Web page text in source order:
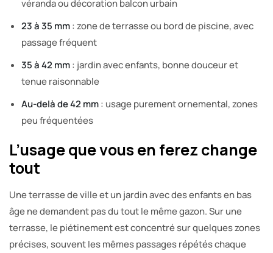
véranda ou décoration balcon urbain
23 à 35 mm: zone de terrasse ou bord de piscine, avec
passage fréquent
35 à 42 mm: jardin avec enfants, bonne douceur et
tenue raisonnable
Au-delà de 42 mm: usage purement ornemental, zones
peu fréquentées
L’usage que vous en ferez change
tout
Une terrasse de ville et un jardin avec des enfants en bas
âge ne demandent pas du tout le même gazon. Sur une
terrasse, le piétinement est concentré sur quelques zones
précises, souvent les mêmes passages répétés chaque